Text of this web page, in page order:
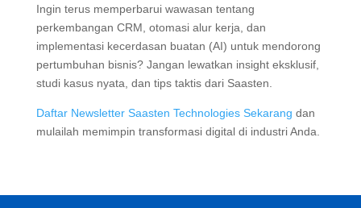
Ingin terus memperbarui wawasan tentang
perkembangan CRM, otomasi alur kerja, dan
implementasi kecerdasan buatan (AI) untuk mendorong
pertumbuhan bisnis? Jangan lewatkan insight eksklusif,
studi kasus nyata, dan tips taktis dari Saasten.
Daftar Newsletter Saasten Technologies Sekarang dan
mulailah memimpin transformasi digital di industri Anda.